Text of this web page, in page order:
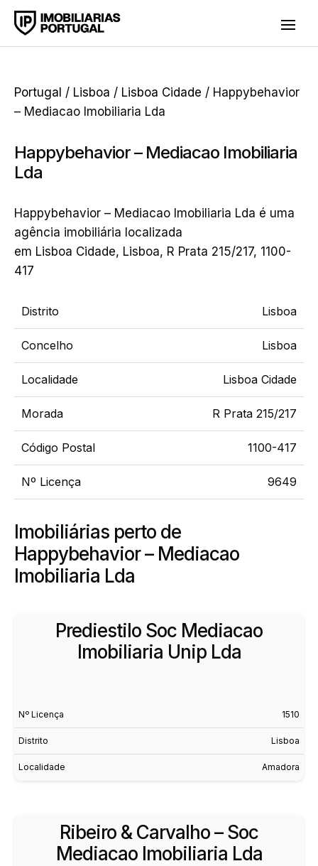
Portugal / Lisboa / Lisboa Cidade / Happybehavior
– Mediacao Imobiliaria Lda
Happybehavior – Mediacao Imobiliaria
Lda
Happybehavior – Mediacao Imobiliaria Lda é uma
agência imobiliária localizada
em Lisboa Cidade, Lisboa, R Prata 215/217, 1100-
417
Distrito Lisboa
Concelho Lisboa
Localidade Lisboa Cidade
Morada R Prata 215/217
Código Postal 1100-417
Nº Licença 9649
Imobiliárias perto de
Happybehavior – Mediacao
Imobiliaria Lda
Prediestilo Soc Mediacao
Imobiliaria Unip Lda
Nº Licença 1510
Distrito Lisboa
Localidade Amadora
Ribeiro & Carvalho – Soc
Mediacao Imobiliaria Lda